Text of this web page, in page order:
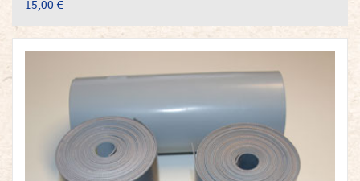
15,00 €